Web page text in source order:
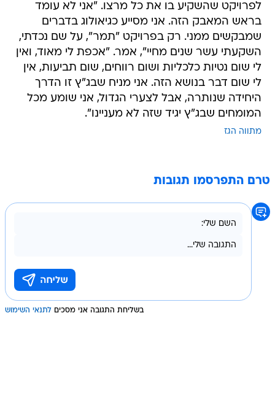
לפרויקט שהשקיע בו את כל מרצו. "אני לא עומד
בראש המאבק הזה. אני מסייע כגיאולוג בדברים
שמבקשים ממני. רק בפרויקט "תמר", על שם נכדתי,
השקעתי עשר שנים מחיי", אמר. "אכפת לי מאוד, ואין
לי שום נטיות כלכליות ושום רווחים, שום תביעות, אין
לי שום דבר בנושא הזה. אני מניח שבג"ץ זו הדרך
היחידה שנותרה, אבל לצערי הגדול, אני שומע מכל
המומחים שבג"ץ יגיד שזה לא מעניינו".
מתווה הגז
טרם התפרסמו תגובות
בשליחת התגובה אני מסכים לתנאי השימוש